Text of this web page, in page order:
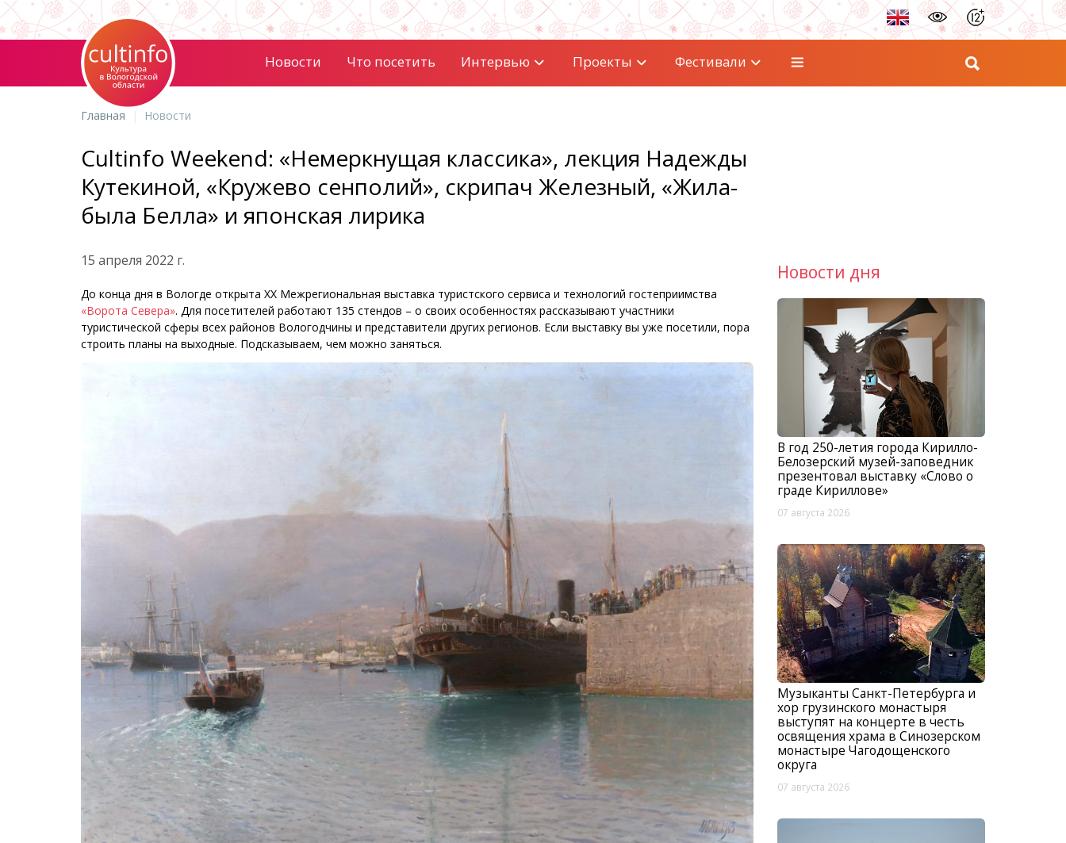
Новости Что посетить Интервью Проекты Фестивали
Главная Новости
Cultinfo Weekend: «Немеркнущая классика», лекция Надежды
Кутекиной, «Кружево сенполий», скрипач Железный, «Жила-
была Белла» и японская лирика
15 апреля 2022 г.
До конца дня в Вологде открыта ХХ Межрегиональная выставка туристского сервиса и технологий гостеприимства
«Ворота Севера». Для посетителей работают 135 стендов – о своих особенностях рассказывают участники
туристической сферы всех районов Вологодчины и представители других регионов. Если выставку вы уже посетили, пора
строить планы на выходные. Подсказываем, чем можно заняться.
Новости дня
В год 250-летия города Кирилло-
Белозерский музей-заповедник
презентовал выставку «Слово о
граде Кириллове»
07 августа 2026
Музыканты Санкт-Петербурга и
хор грузинского монастыря
выступят на концерте в честь
освящения храма в Синозерском
монастыре Чагодощенского
округа
07 августа 2026